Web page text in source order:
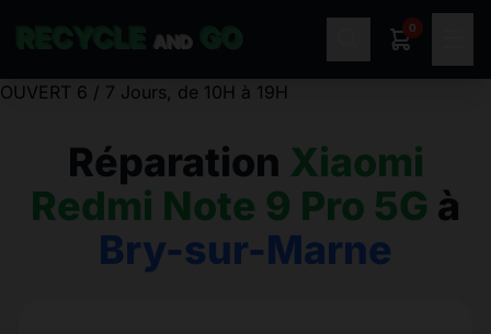
AND
0
OUVERT 6 / 7 Jours, de 10H à 19H
Réparation Xiaomi
Redmi Note 9 Pro 5G à
Bry-sur-Marne